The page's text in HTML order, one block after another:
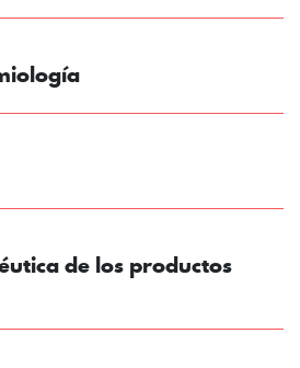
de los productos